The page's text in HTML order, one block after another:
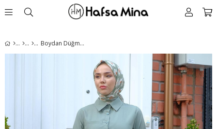
Boydan Düğmeli Gömlek Elbise Mint HM2225